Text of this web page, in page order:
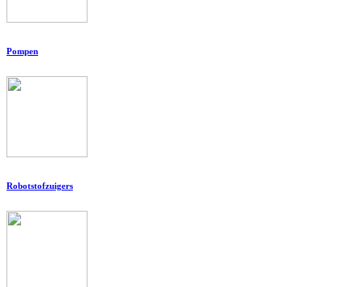
Pompen
Robotstofzuigers